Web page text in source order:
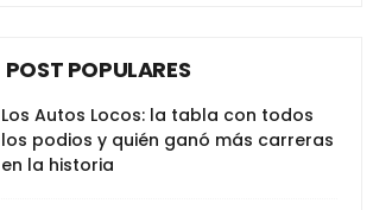
POST POPULARES
Los Autos Locos: la tabla con todos
los podios y quién ganó más carreras
en la historia